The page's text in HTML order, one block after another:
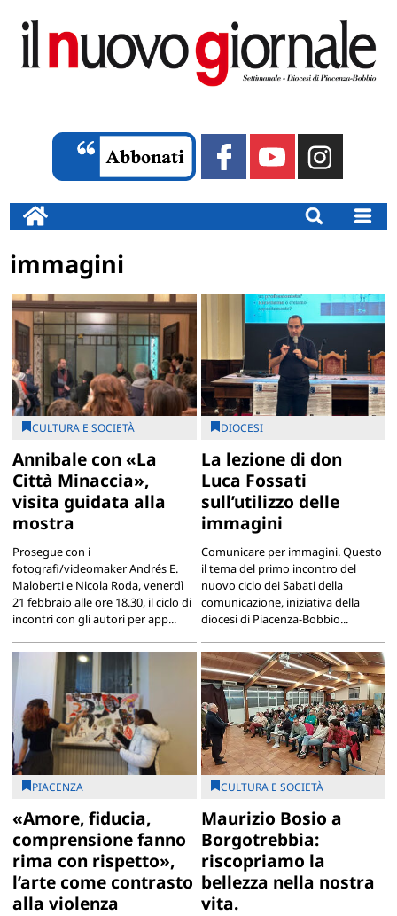
immagini
CULTURA E SOCIETÀ
Annibale con «La
Città Minaccia»,
visita guidata alla
mostra
Prosegue con i
fotografi/videomaker Andrés E.
Maloberti e Nicola Roda, venerdì
21 febbraio alle ore 18.30, il ciclo di
incontri con gli autori per app...
DIOCESI
La lezione di don
Luca Fossati
sull’utilizzo delle
immagini
Comunicare per immagini. Questo
il tema del primo incontro del
nuovo ciclo dei Sabati della
comunicazione, iniziativa della
diocesi di Piacenza-Bobbio...
PIACENZA
«Amore, fiducia,
comprensione fanno
rima con rispetto»,
l’arte come contrasto
alla violenza
CULTURA E SOCIETÀ
Maurizio Bosio a
Borgotrebbia:
riscopriamo la
bellezza nella nostra
vita.